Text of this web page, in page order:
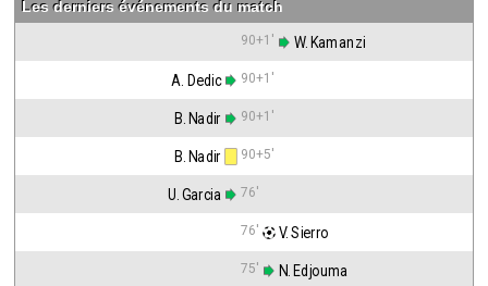
Les derniers événements du match
90+1' W. Kamanzi
A. Dedic 90+1'
B. Nadir 90+1'
B. Nadir 90+5'
U. Garcia 76'
76' V. Sierro
75' N. Edjouma